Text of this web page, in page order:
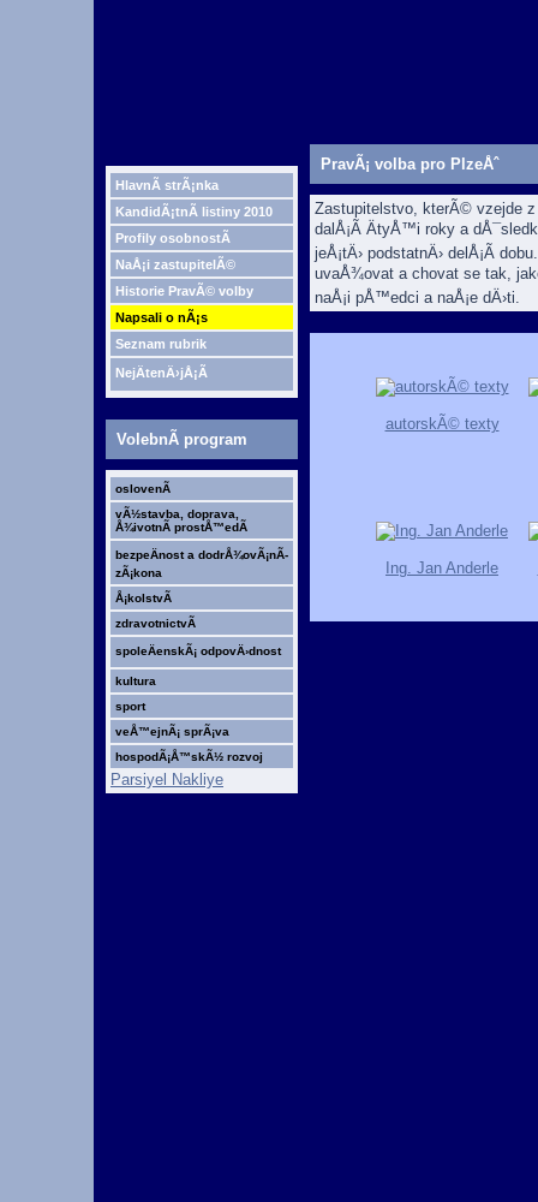
HlavnÃ­ strÃ¡nka
KandidÃ¡tnÃ­ listiny 2010
Profily osobnostÃ­
NaÅ¡i zastupitelÃ©
Historie PravÃ© volby
Napsali o nÃ¡s
Seznam rubrik
NejÄtenÄ›jÅ¡Ã­
VolebnÃ­ program
oslovenÃ­
vÃ½stavba, doprava,
Å¾ivotnÃ­ prostÅ™edÃ­
bezpeÄnost a dodrÅ¾ovÃ¡nÃ­
zÃ¡kona
Å¡kolstvÃ­
zdravotnictvÃ­
spoleÄenskÃ¡ odpovÄ›dnost
kultura
sport
veÅ™ejnÃ¡ sprÃ¡va
hospodÃ¡Å™skÃ½ rozvoj
Parsiyel Nakliye
PravÃ¡ volba pro PlzeÅˆ
Zastupitelstvo, kterÃ© vzejde
dalÅ¡Ã­ ÄtyÅ™i roky a
jeÅ¡tÄ› podstatnÄ› delÅ¡Ã­
uvaÅ¾ovat a chovat se tak,
naÅ¡i pÅ™edci a naÅ¡e dÄ›ti.
autorskÃ© texty
Ing. Jan Anderle